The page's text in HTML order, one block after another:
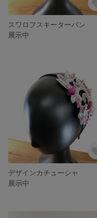
スワロフスキーターバン
展示中
デザインカチューシャ
展示中